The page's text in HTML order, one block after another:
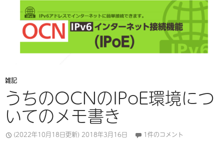
雑記
うちのOCNのIPoE環境につ
いてのメモ書き
(2022年10月18日更新) 2018年3月16日 1件のコメント